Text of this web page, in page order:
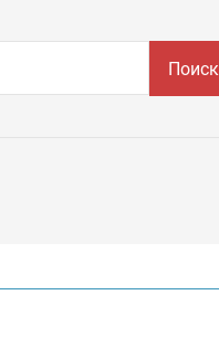
Поиск